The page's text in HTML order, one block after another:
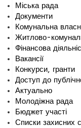
Міська рада
Документи
Комунальна
Житлово-
Фінансова
Вакансії
Конкурси, гранти
Доступ до
Актуально
Молодіжна рада
Бюджет участі
Списки захисних